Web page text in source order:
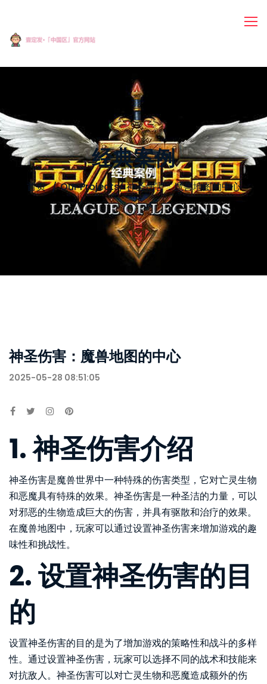
经典案例
首页 Our Projects/神圣伤害：魔兽地图的中心
神圣伤害：魔兽地图的中心
2025-05-28 08:51:05
1. 神圣伤害介绍
神圣伤害是魔兽世界中一种特殊的伤害类型，它对亡灵生物
和恶魔具有特殊的效果。神圣伤害是一种圣洁的力量，可以
对邪恶的生物造成巨大的伤害，并具有驱散和治疗的效果。
在魔兽地图中，玩家可以通过设置神圣伤害来增加游戏的趣
味性和挑战性。
2. 设置神圣伤害的目
的
设置神圣伤害的目的是为了增加游戏的策略性和战斗的多样
性。通过设置神圣伤害，玩家可以选择不同的战术和技能来
对抗敌人。神圣伤害可以对亡灵生物和恶魔造成额外的伤